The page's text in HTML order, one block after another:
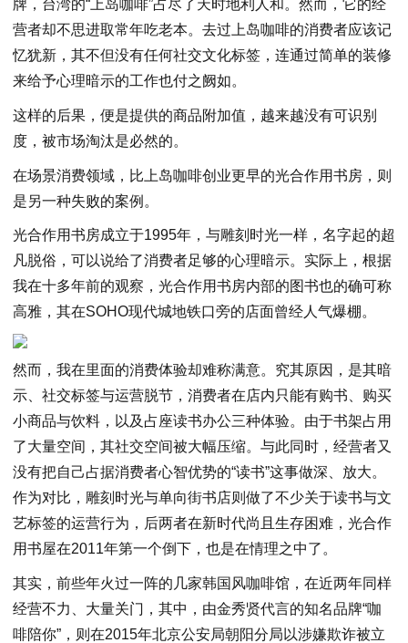
牌，台湾的“上岛咖啡”占尽了天时地利人和。然而，它的经
营者却不思进取常年吃老本。去过上岛咖啡的消费者应该记
忆犹新，其不但没有任何社交文化标签，连通过简单的装修
来给予心理暗示的工作也付之阙如。
这样的后果，便是提供的商品附加值，越来越没有可识别
度，被市场淘汰是必然的。
在场景消费领域，比上岛咖啡创业更早的光合作用书房，则
是另一种失败的案例。
光合作用书房成立于1995年，与雕刻时光一样，名字起的超
凡脱俗，可以说给了消费者足够的心理暗示。实际上，根据
我在十多年前的观察，光合作用书房内部的图书也的确可称
高雅，其在SOHO现代城地铁口旁的店面曾经人气爆棚。
然而，我在里面的消费体验却难称满意。究其原因，是其暗
示、社交标签与运营脱节，消费者在店内只能有购书、购买
小商品与饮料，以及占座读书办公三种体验。由于书架占用
了大量空间，其社交空间被大幅压缩。与此同时，经营者又
没有把自己占据消费者心智优势的“读书”这事做深、放大。
作为对比，雕刻时光与单向街书店则做了不少关于读书与文
艺标签的运营行为，后两者在新时代尚且生存困难，光合作
用书屋在2011年第一个倒下，也是在情理之中了。
其实，前些年火过一阵的几家韩国风咖啡馆，在近两年同样
经营不力、大量关门，其中，由金秀贤代言的知名品牌“咖
啡陪你”，则在2015年北京公安局朝阳分局以涉嫌欺诈被立